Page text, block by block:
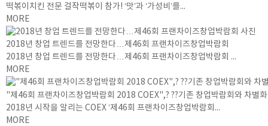
떡볶이치킨 전문 걸작떡볶이 참가! ‘맛’과 ‘가성비’를...
MORE
2018년 창업 트렌드를 전망한다…제46회 프랜차이즈창업박람회
2018년 창업 트렌드를 전망한다…제46회 프랜차이즈창업박람회 ...
MORE
"제46회 프랜차이즈창업박람회 2018 COEX",? ??기존 창업박람회와 차별
2018년 시작을 알리는 COEX ‘제46회 프랜차이즈창업박람회...
MORE